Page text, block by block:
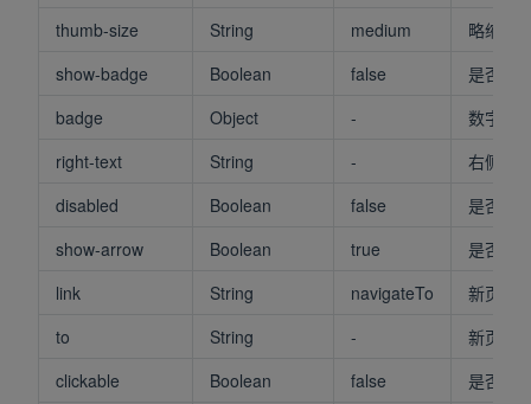
thumb-size
String medium
略缩图
show-badge
Boolean false
是否显
badge
Object -
数字角
right-text
String -
右侧文
disabled
Boolean false
是否禁
show-arrow
Boolean true
是否显
link
String navigateTo
新页面
to
String -
新页面
clickable
Boolean false
是否开